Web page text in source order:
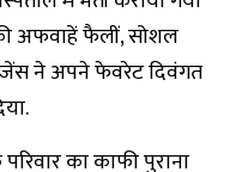
अफवाहें फैलीं, सोशल
ने अपने फेवरेट दिवंगत
का काफी पुराना